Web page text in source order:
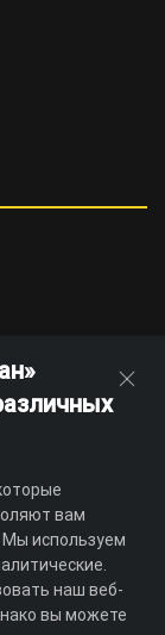
вам
используем
наш веб-
вы можете